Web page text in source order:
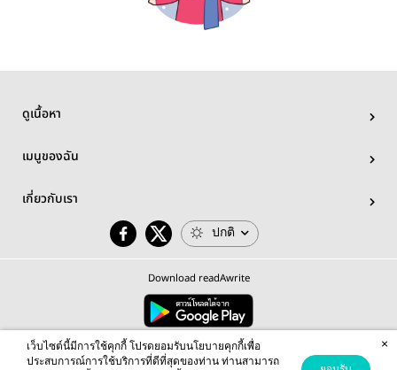
ดูเนื้อหา
เมนูของฉัน
เกี่ยวกับเรา
ปกติ
Download readAwrite
© 2026 readAwrite.com by MEB Corporation Public Company Limited
This site is protected by reCAPTCHA and the Google Privacy Policy Terms of Serviceapply.
เว็บไซต์นี้มีการใช้คุกกี้ โปรดยอมรับนโยบายคุกกี้เพื่อ
ประสบการณ์การใช้บริการที่ดีที่สุดของท่าน ท่านสามารถ
×